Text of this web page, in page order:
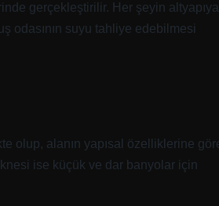
gerçekleştirilir. Her şeyin altyapıya
odasının suyu tahliye edebilmesi
olup, alanın yapısal özelliklerine
ise küçük ve dar banyolar için